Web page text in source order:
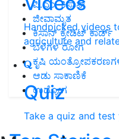
Handpicked videos
agriculture and
Quiz
Take a quiz and
ಪಿ.ಎಂ. ಕಿಸಾನ್
ಜೀವಾಮೃತ
ಕಿಸಾನ್ ಕ್ರೇಡಿಟ್ ಕಾರ್ಡ್
ಬೆಳೆಗಳ ರೋಗ
ಕೃಷಿ
ಆಡು ಸಾಕಾಣಿಕೆ
ಉದ್ಯೋಗ